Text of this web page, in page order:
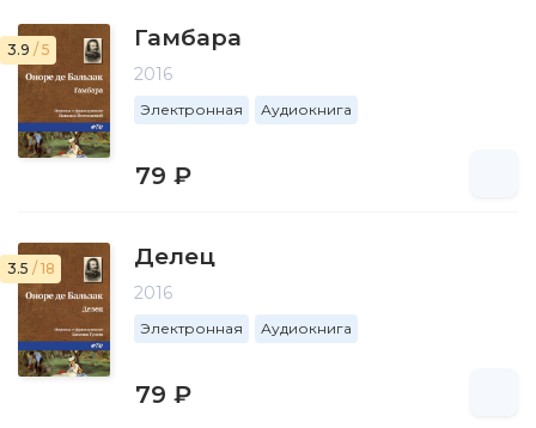
3.9 / 5 Гамбара
2016
Электронная Аудиокнига
79 ₽
3.5 / 18 Делец
2016
Электронная Аудиокнига
79 ₽